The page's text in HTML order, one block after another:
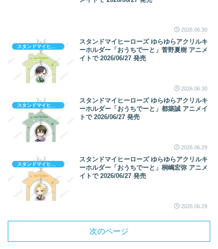
2026.06.30
スタンドマイヒーローズ
スタンドマイヒーローズ ゆらゆらアクリルキ
ーホルダー「おうちでーと」菅野夏樹 アニメ
イトで 2026/06/27 発売
2026.06.30
スタンドマイヒーローズ ゆらゆらアクリルキ
ーホルダー「おうちでーと」都築誠 アニメイ
トで 2026/06/27 発売
2026.06.29
スタンドマイヒーローズ ゆらゆらアクリルキ
ーホルダー「おうちでーと」桐嶋宏弥 アニメ
イトで 2026/06/27 発売
2026.06.29
次のページ